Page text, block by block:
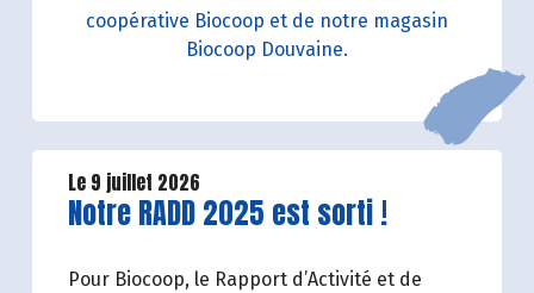
coopérative Biocoop et de notre magasin
Biocoop Douvaine.
Le 9 juillet 2026
Lire la suite de l'article
Notre RADD 2025 est sorti !
Pour Biocoop, le Rapport d’Activité et de